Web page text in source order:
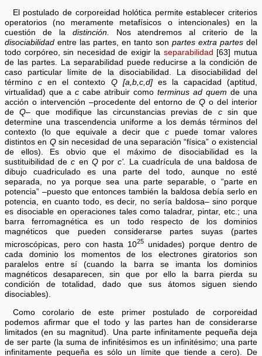
El postulado de corporeidad holótica permite establecer criterios
operatorios (no meramente metafísicos o intencionales) en la
cuestión de la distinción.
Nos atendremos al criterio de la
disociabilidad entre las partes, en tanto son partes extra partesdel
todo corpóreo, sin necesidad de exigir la separabilidad [63] mutua
de las partes. La separabilidad puede reducirse a la condición de
caso particular límite de la disociabilidad. La disociabilidad del
términoc en el contexto Q [a,b,c,d]es la capacidad (aptitud,
virtualidad) que ac cabe atribuir como terminus ad quem de una
acción o intervención –procedente del entorno de Qo del interior
deQ– que modifique las circunstancias previas de csin que
determine una trascendencia uniforme a los demás términos del
contexto (lo que equivale a decir quec puede tomar valores
distintos en Qsin necesidad de una separación “física” o existencial
de ellos). Es obvio que el máximo de disociabilidad es la
sustituibilidad dec en Qpor c'.
La cuadrícula de una baldosa de
dibujo cuadriculado es una parte del todo, aunque no esté
separada, no ya porque sea una parte separable, o “parte en
potencia” –puesto que entonces también la baldosa debía serlo en
potencia, en cuanto todo, es decir, no sería baldosa– sino porque
es disociable en operaciones tales como taladrar, pintar, etc.; una
barra ferromagnética es un todo respecto de los dominios
magnéticos que pueden considerarse partes suyas (partes
microscópicas, pero con hasta 1025 unidades) porque dentro de
cada dominio los momentos de los electrones giratorios son
paralelos entre sí (cuando la barra se imanta los dominios
magnéticos desaparecen, sin que por ello la barra pierda su
condición de totalidad, dado que sus átomos siguen siendo
disociables).
Como corolario de este primer postulado de corporeidad
podemos afirmar que el todo y las partes han de considerarse
limitados (en su magnitud). Una parte infinitamente pequeña deja
de ser parte (la suma de infinitésimos es un infinitésimo; una parte
infinitamente pequeña es sólo un límite que tiende a cero). De